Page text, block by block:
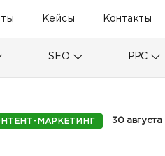
Кейсы Контакты
SEO PPC
МАРКЕТИНГ 30